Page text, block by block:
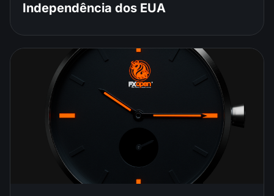
Independência dos EUA